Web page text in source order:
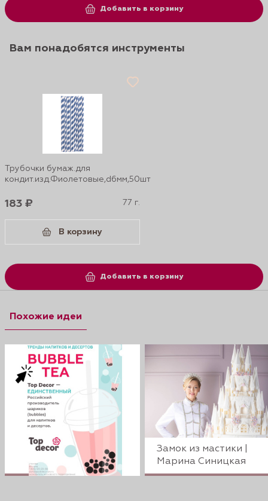
Добавить в корзину
Вам понадобятся инструменты
Трубочки бумаж.для
кондит.изд.Фиолетовые,d6мм,50шт
183 ₽ 77 г.
В корзину
Добавить в корзину
Похожие идеи
Замок из мастики |
Марина Синицкая